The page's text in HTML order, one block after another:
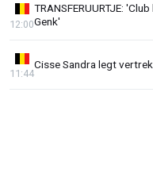
TRANSFERUURTJE:
Genk'
12:00
Cisse Sandra legt
11:44